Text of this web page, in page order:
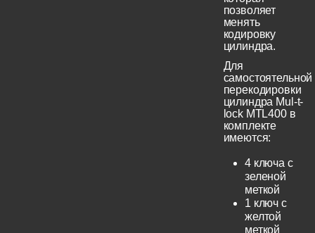
позволяет
менять
кодировку
цилиндра.
Для
самостоятельной
перекодировки
цилиндра Mul-t-
lock MTL400 в
комплекте
имеются:
4 ключа с
зеленой
меткой
1 ключ с
желтой
меткой